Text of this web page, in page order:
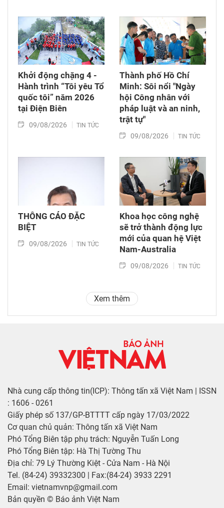
Khởi động chặng 4 -
Hành trình “Tôi yêu Tổ
quốc tôi” năm 2026
tại Điện Biên
09/08/2026 TIN TỨC
Thành phố Hồ Chí
Minh: Sôi nổi "Ngày
hội Công nhân với
pháp luật và an ninh,
trật tự"
09/08/2026 TIN TỨC
THÔNG CÁO ĐẶC
BIỆT
09/08/2026 TIN TỨC
Khoa học công nghệ
sẽ trở thành động lực
mới của quan hệ Việt
Nam-Australia
09/08/2026 TIN TỨC
Xem thêm
Nhà cung cấp thông tin(ICP): Thông tấn xã Việt Nam | ISSN
: 1606 - 0261
Giấy phép số 137/GP-BTTTT cấp ngày 17/03/2022
Cơ quan chủ quản: Thông tấn xã Việt Nam
Phó Tổng Biên tập phụ trách: Nguyễn Tuấn Long
Phó Tổng Biên tập: Hà Thị Tường Thu
Địa chỉ: 79 Lý Thường Kiệt - Cửa Nam - Hà Nội
Tel. (84-24) 39332300 | Fax:(84-24) 3933 2291
Email: vietnamvnp@gmail.com
Bản quyền © Báo ảnh Việt Nam